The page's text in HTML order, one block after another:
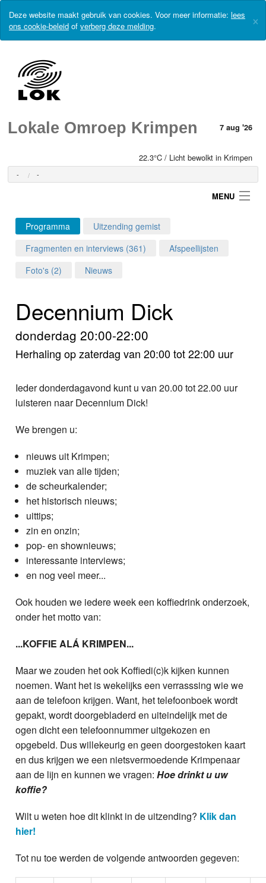
Deze website maakt gebruik van cookies. Voor meer informatie: lees
ons cookie-beleid of verberg deze melding. ×
Lokale Omroep Krimpen 7 aug '26
22.3°C / Licht bewolkt in Krimpen
- -
MENU
Login
Home
Foto's
Video
Programma
Uitzending gemist
Fragmenten en interviews (361)
Afspeellijsten
Foto's (2)
Nieuws
Decennium Dick
donderdag 20:00-22:00
Herhaling op zaterdag van 20:00 tot 22:00 uur
Ieder donderdagavond kunt u van 20.00 tot 22.00 uur
luisteren naar Decennium Dick!
We brengen u:
nieuws uit Krimpen;
muziek van alle tijden;
de scheurkalender;
het historisch nieuws;
uittips;
zin en onzin;
pop- en shownieuws;
interessante interviews;
en nog veel meer...
Ook houden we iedere week een koffiedrink onderzoek,
onder het motto van:
...KOFFIE ALÁ KRIMPEN...
Maar we zouden het ook Koffiedi(c)k kijken kunnen
noemen. Want het is wekelijks een verrasssing wie we
aan de telefoon krijgen. Want, het telefoonboek wordt
gepakt, wordt doorgebladerd en uiteindelijk met de
ogen dicht een telefoonnummer uitgekozen en
opgebeld. Dus willekeurig en geen doorgestoken kaart
en dus krijgen we een nietsvermoedende Krimpenaar
aan de lijn en kunnen we vragen:Hoe drinkt u uw
koffie?
Wilt u weten hoe dit klinkt in de uitzending? Klik dan
hier!
Tot nu toe werden de volgende antwoorden gegeven: